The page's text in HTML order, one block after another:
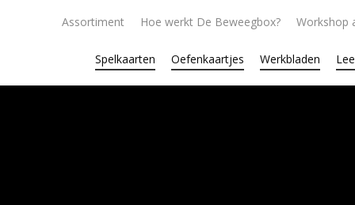
Assortiment Hoe werkt De Beweegbox? Workshop
Spelkaarten Oefenkaartjes Werkbladen